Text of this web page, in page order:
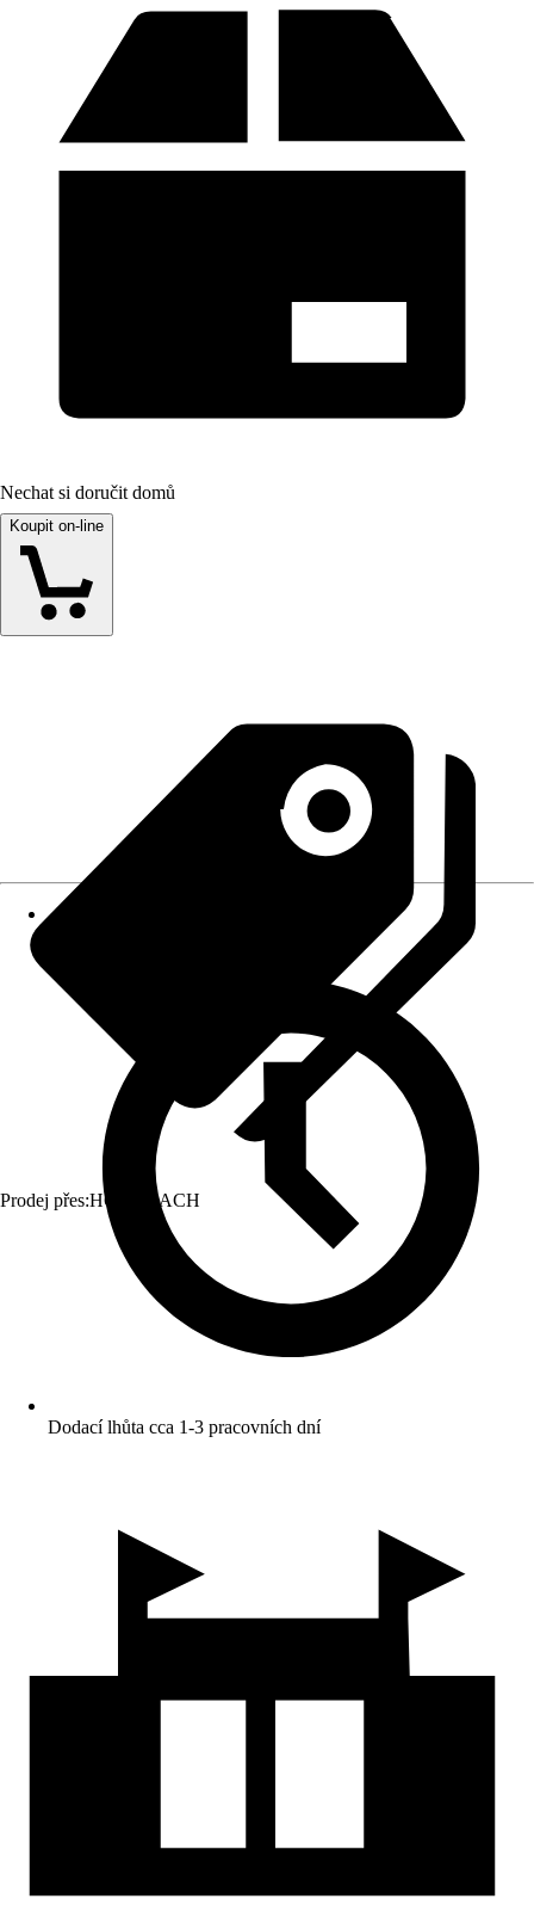
Nechat si doručit domů
Koupit on-line
Prodej přes:HORNBACH
Dodací lhůta cca 1-3 pracovních dní